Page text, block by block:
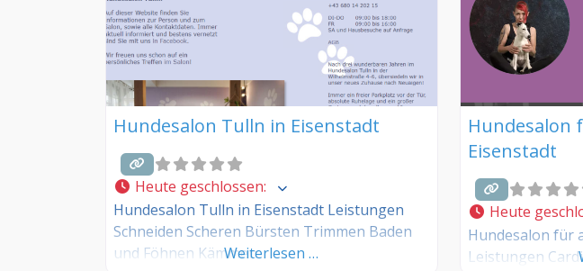
Hundesalon Tulln in Eisenstadt
Heute geschlossen:
Hundesalon Tulln in Eisenstadt Leistungen
Schneiden Scheren Bürsten Trimmen Baden
und Föhnen KämmenWeiterlesen …
Hundesalon
Eisenstadt
Heute
Hundesalon für
Leistungen